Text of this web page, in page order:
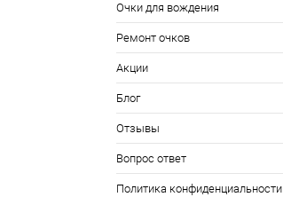
Очки для вождения
Ремонт очков
Акции
Блог
Отзывы
Вопрос ответ
Политика конфиденциальности